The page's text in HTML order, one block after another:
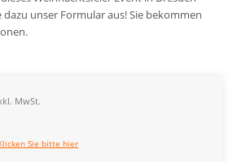
unser Formular aus! Sie bekommen
MwSt.
Sie bitte hier